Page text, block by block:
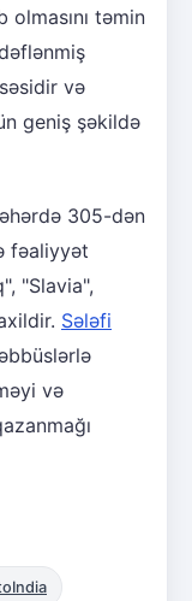
təmin
və
geniş şəkildə
305-dən
fəaliyyət
"Slavia",
Sələfi
və